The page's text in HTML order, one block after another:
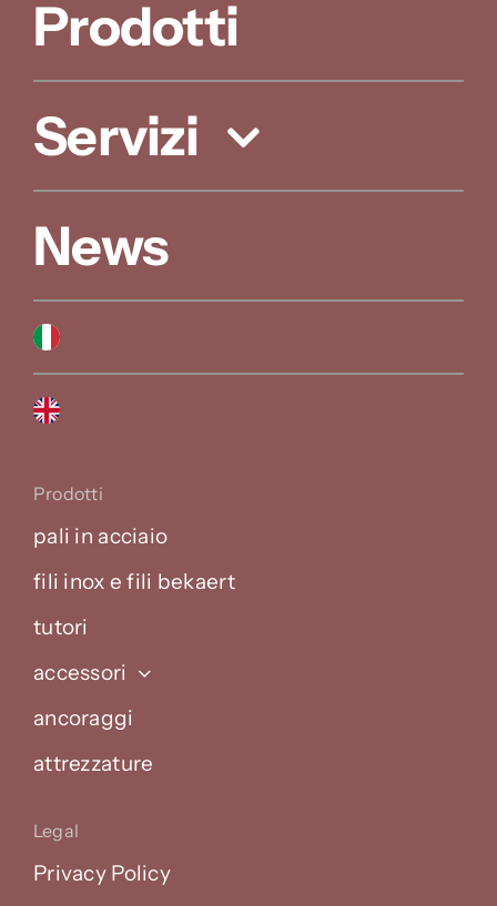
Prodotti
Servizi
News
Prodotti
pali in acciaio
fili inox e fili bekaert
tutori
accessori
ancoraggi
attrezzature
Legal
Privacy Policy